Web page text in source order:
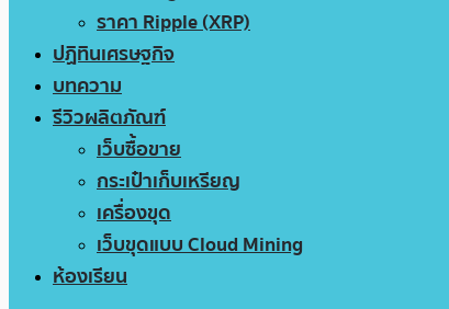
ราคา Ripple (XRP)
ปฏิทินเศรษฐกิจ
บทความ
รีวิวผลิตภัณฑ์
เว็บซื้อขาย
กระเป๋าเก็บเหรียญ
เครื่องขุด
เว็บขุดแบบ Cloud Mining
ห้องเรียน